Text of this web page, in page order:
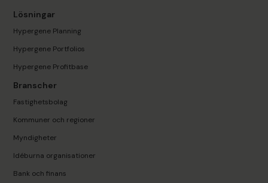
Lösningar
Hypergene Planning
Hypergene Portfolios
Hypergene Profitbase
Branscher
Fastighetsbolag
Kommuner och regioner
Myndigheter
Idéburna organisationer
Bank och finans